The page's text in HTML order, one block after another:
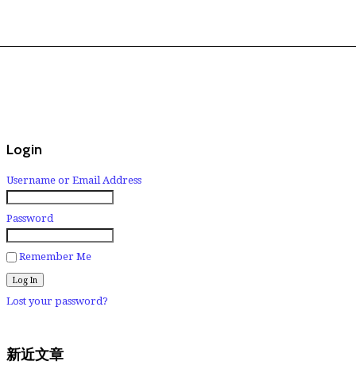
Login
Username or Email Address
Password
Remember Me
Lost your password?
新近文章